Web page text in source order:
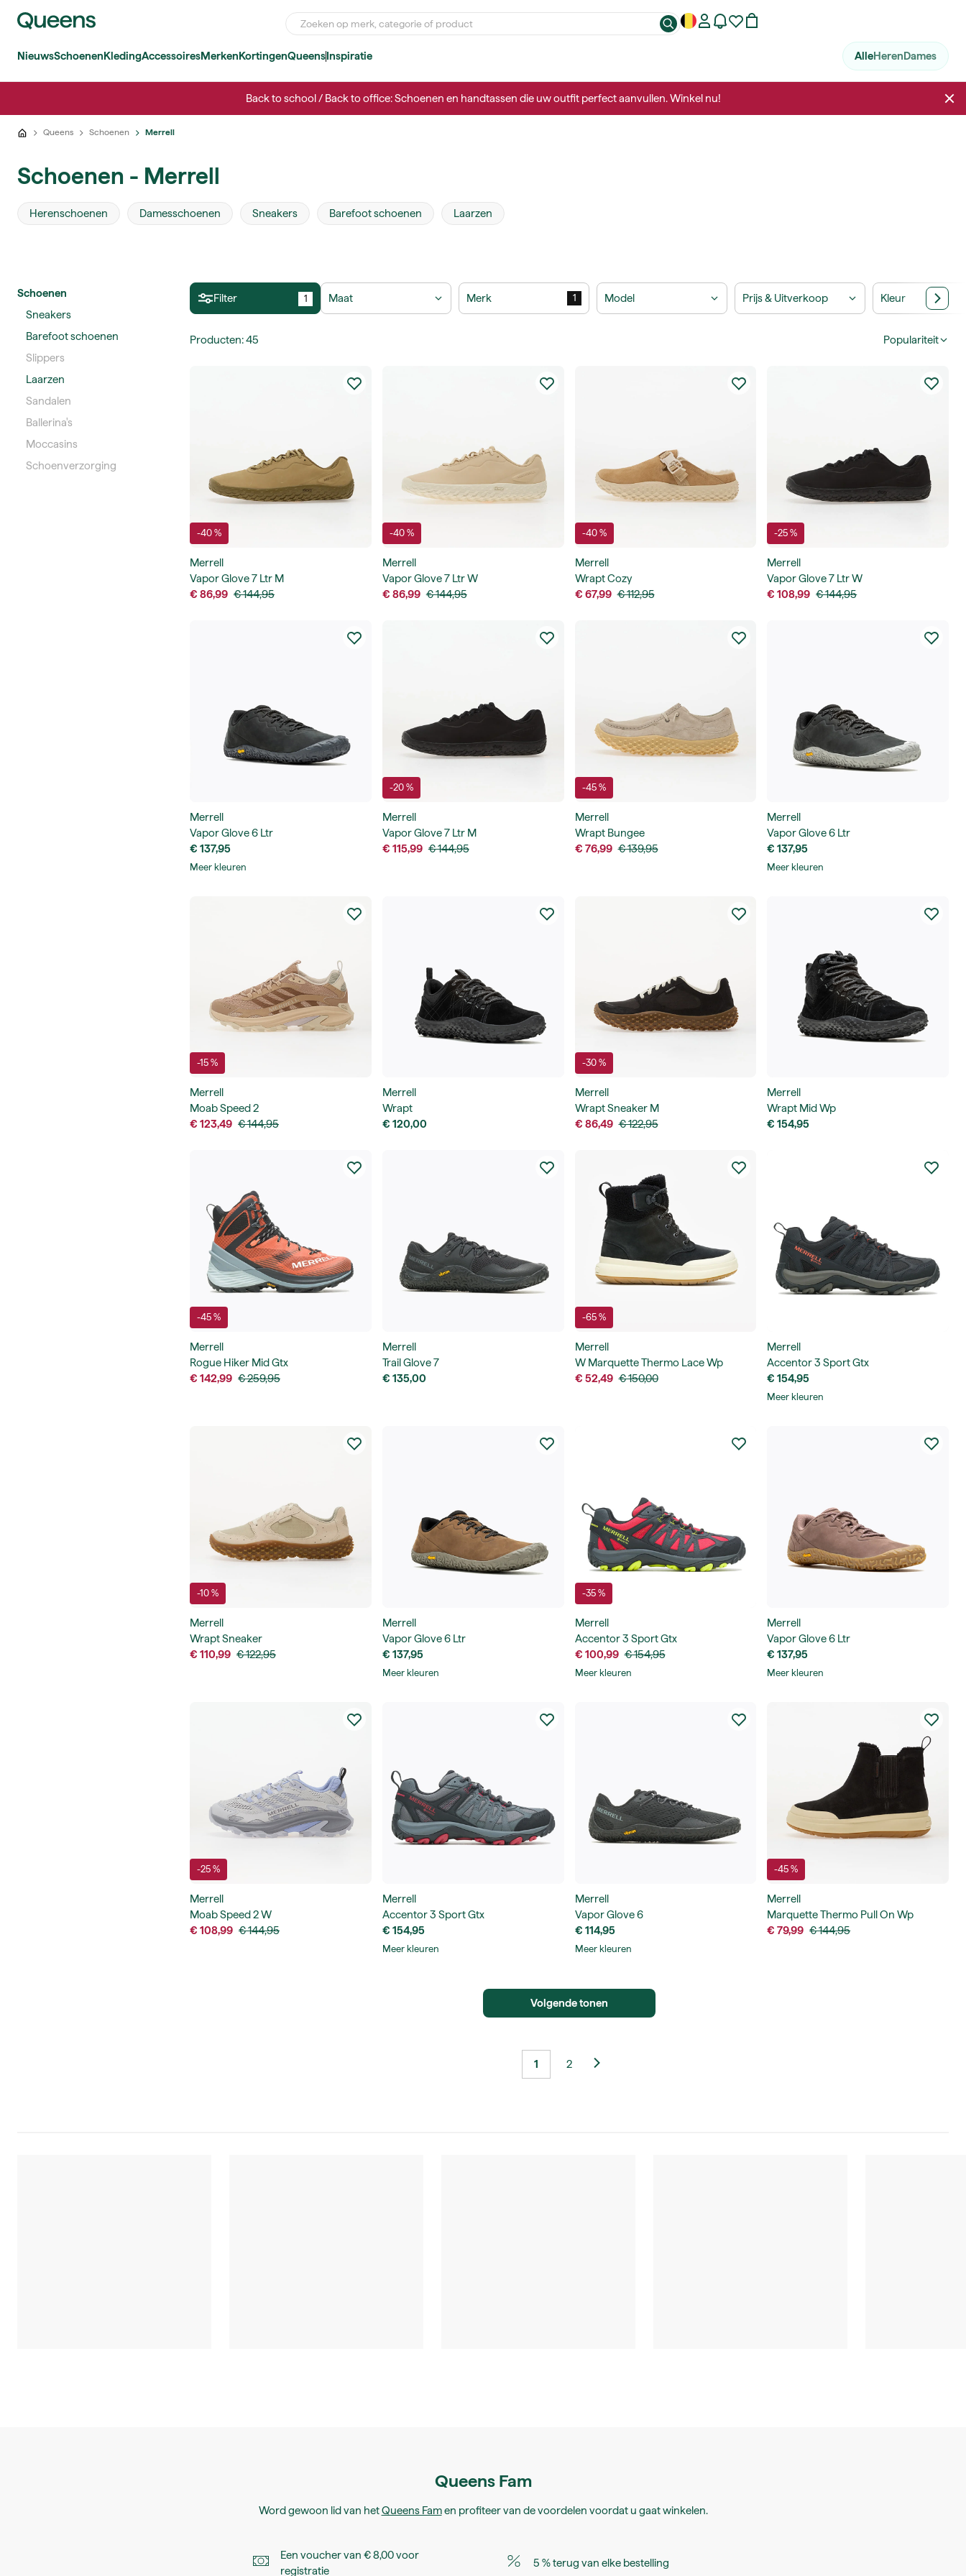
NieuwsSchoenenKledingAccessoiresMerkenKortingenQueensInspiratie AlleHerenDames
Back to school / Back to office: Schoenen en handtassen die uw outfit perfect aanvullen. Winkel nu!
Queens Schoenen Merrell
Schoenen - Merrell
Herenschoenen Damesschoenen Sneakers Barefoot schoenen Laarzen
Schoenen
Sneakers
Barefoot schoenen
Slippers
Laarzen
Sandalen
Ballerina's
Moccasins
Schoenverzorging
Filter 1 Maat Merk 1 Model Prijs & Uitverkoop Kleur
Producten:45 Populariteit
-40 %
Merrell
Vapor Glove 7 Ltr M
€ 86,99 € 144,95
-40 %
Merrell
Vapor Glove 7 Ltr W
€ 86,99 € 144,95
-40 %
Merrell
Wrapt Cozy
€ 67,99 € 112,95
-25 %
Merrell
Vapor Glove 7 Ltr W
€ 108,99 € 144,95
Merrell
Vapor Glove 6 Ltr
€ 137,95
Meer kleuren
-20 %
Merrell
Vapor Glove 7 Ltr M
€ 115,99 € 144,95
-45 %
Merrell
Wrapt Bungee
€ 76,99 € 139,95
Merrell
Vapor Glove 6 Ltr
€ 137,95
Meer kleuren
-15 %
Merrell
Moab Speed 2
€ 123,49 € 144,95
Merrell
Wrapt
€ 120,00
-30 %
Merrell
Wrapt Sneaker M
€ 86,49 € 122,95
Merrell
Wrapt Mid Wp
€ 154,95
-45 %
Merrell
Rogue Hiker Mid Gtx
€ 142,99 € 259,95
Merrell
Trail Glove 7
€ 135,00
-65 %
Merrell
W Marquette Thermo Lace Wp
€ 52,49 € 150,00
Merrell
Accentor 3 Sport Gtx
€ 154,95
Meer kleuren
-10 %
Merrell
Wrapt Sneaker
€ 110,99 € 122,95
Merrell
Vapor Glove 6 Ltr
€ 137,95
Meer kleuren
-35 %
Merrell
Accentor 3 Sport Gtx
€ 100,99 € 154,95
Meer kleuren
Merrell
Vapor Glove 6 Ltr
€ 137,95
Meer kleuren
-25 %
Merrell
Moab Speed 2 W
€ 108,99 € 144,95
Merrell
Accentor 3 Sport Gtx
€ 154,95
Meer kleuren
Merrell
Vapor Glove 6
€ 114,95
Meer kleuren
-45 %
Merrell
Marquette Thermo Pull On Wp
€ 79,99 € 144,95
Volgende tonen
1 2
Queens Fam
Word gewoon lid van hetQueens Famen profiteer van de voordelen voordat u gaat winkelen.
Een voucher van € 8,00 voor
registratie
5 % terug van elke bestelling